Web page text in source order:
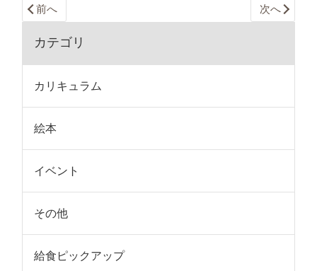
前へ 次へ
カテゴリ
カリキュラム
絵本
イベント
その他
給食ピックアップ